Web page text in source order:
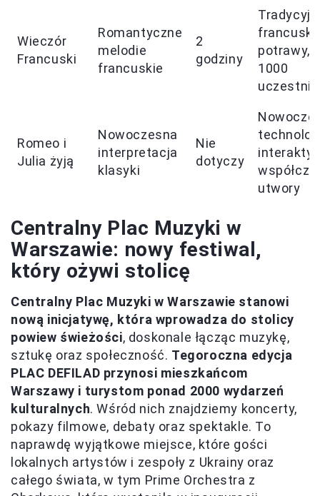
Wieczór
Francuski
Romantyczne
melodie
francuskie
2
godziny
potrawy,
1000
Romeo i
Julia żyją
Nowoczesna
interpretacja
klasyki
Nie
dotyczy
utwory
Centralny Plac Muzyki w
Warszawie: nowy festiwal,
który ożywi stolicę
Centralny Plac Muzyki w Warszawie stanowi
nową inicjatywę, która wprowadza do stolicy
powiew świeżości, doskonale łącząc muzykę,
sztukę oraz społeczność. Tegoroczna edycja
PLAC DEFILAD przynosi mieszkańcom
Warszawy i turystom ponad 2000 wydarzeń
kulturalnych. Wśród nich znajdziemy koncerty,
pokazy filmowe, debaty oraz spektakle. To
naprawdę wyjątkowe miejsce, które gości
lokalnych artystów i zespoły z Ukrainy oraz
całego świata, w tym Prime Orchestra z